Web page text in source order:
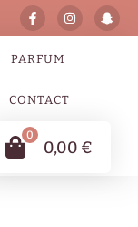
PARFUM
CONTACT
0
0,00 €